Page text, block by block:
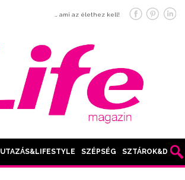
… ami az élethez kell!
UTAZÁS&LIFESTYLE SZÉPSÉG SZTÁROK&DIVAT